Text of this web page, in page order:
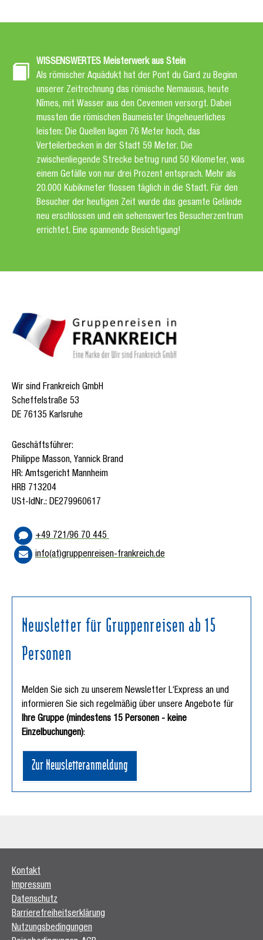
WISSENSWERTES Meisterwerk aus Stein
Als römischer Aquädukt hat der Pont du Gard zu Beginn
unserer Zeitrechnung das römische Nemausus, heute
Nîmes, mit Wasser aus den Cevennen versorgt. Dabei
mussten die römischen Baumeister Ungeheuerliches
leisten: Die Quellen lagen 76 Meter hoch, das
Verteilerbecken in der Stadt 59 Meter. Die
zwischenliegende Strecke betrug rund 50 Kilometer, was
einem Gefälle von nur drei Prozent entsprach. Mehr als
20.000 Kubikmeter flossen täglich in die Stadt. Für den
Besucher der heutigen Zeit wurde das gesamte Gelände
neu erschlossen und ein sehenswertes Besucherzentrum
errichtet. Eine spannende Besichtigung!
Wir sind Frankreich GmbH
Scheffelstraße 53
DE 76135 Karlsruhe
Geschäftsführer:
Philippe Masson, Yannick Brand
HR: Amtsgericht Mannheim
HRB 713204
USt-IdNr.: DE279960617
+49 721/96 70 445
info(at)gruppenreisen-frankreich.de
Newsletter für Gruppenreisen ab 15
Personen
Melden Sie sich zu unserem Newsletter L‘Express an und
informieren Sie sich regelmäßig über unsere Angebote für
Ihre Gruppe (mindestens 15 Personen - keine
Einzelbuchungen):
Zur Newsletteranmeldung
Kontakt
Impressum
Datenschutz
Barrierefreiheitserklärung
Nutzungsbedingungen